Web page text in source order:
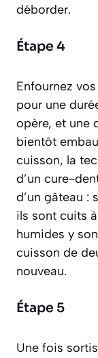
déborder.
Étape 4
Enfournez
pour une
opère, et une
bientôt
cuisson, la
d’un cure-
d’un gâteau :
ils sont cuits
humides y
cuisson de
nouveau.
Étape 5
Une fois